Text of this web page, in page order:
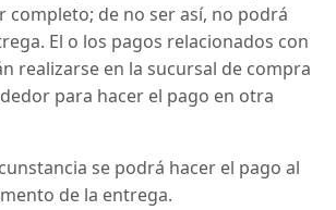
completo; de no ser así, no podrá
El o los pagos relacionados con
realizarse en la sucursal de compra
para hacer el pago en otra
se podrá hacer el pago al
de la entrega.